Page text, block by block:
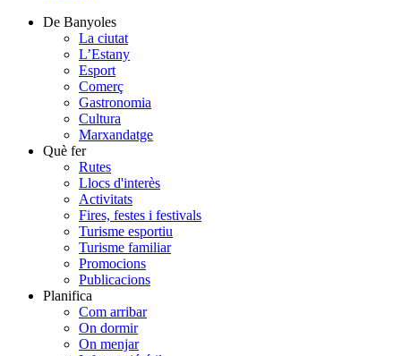
De Banyoles
La ciutat
L’Estany
Esport
Comerç
Gastronomia
Cultura
Marxandatge
Què fer
Rutes
Llocs d'interès
Activitats
Fires, festes i festivals
Turisme esportiu
Turisme familiar
Promocions
Publicacions
Planifica
Com arribar
On dormir
On menjar